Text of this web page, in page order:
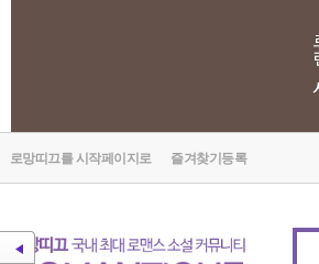
로망띠끄를 시작페이지로 즐겨찾기등록